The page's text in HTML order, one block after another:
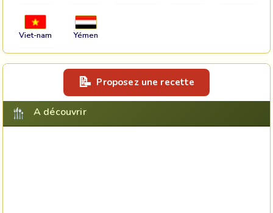
Viet-nam Yémen
Proposez une recette
A découvrir